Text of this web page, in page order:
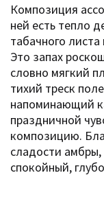
Композиция
ней есть тепло
табачного
Это запах
словно мягкий
тихий треск
напоминающий
праздничной
композицию.
сладости
спокойный,